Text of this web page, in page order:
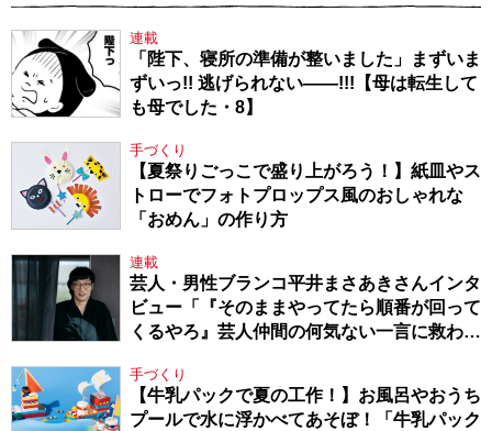
連載
「陛下、寝所の準備が整いました」まずいま
ずいっ!! 逃げられない――!!!【母は転生して
も母でした・8】
手づくり
【夏祭りごっこで盛り上がろう！】紙皿やス
トローでフォトプロップス風のおしゃれな
「おめん」の作り方
連載
芸人・男性ブランコ平井まさあきさんインタ
ビュー「『そのままやってたら順番が回って
くるやろ』芸人仲間の何気ない一言に救われ
手づくり
【牛乳パックで夏の工作！】お風呂やおうち
プールで水に浮かべてあそぼ！「牛乳パック